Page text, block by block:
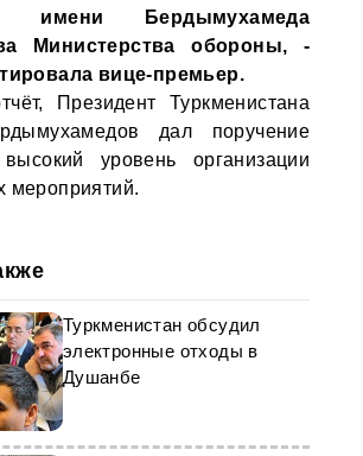
имени Бердымухамеда
Министерства обороны, -
вице-премьер.
Президент Туркменистана
дал поручение
высокий уровень организации
мероприятий.
Туркменистан обсудил
электронные отходы в
Душанбе